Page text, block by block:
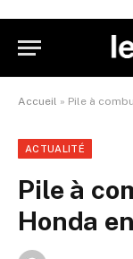
Accueil » Pile à
ACTUALITÉ
Pile à
Honda